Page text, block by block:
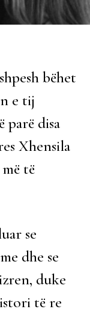
bëhet
e tij
parë disa
Xhensila
të
se
dhe se
duke
të re